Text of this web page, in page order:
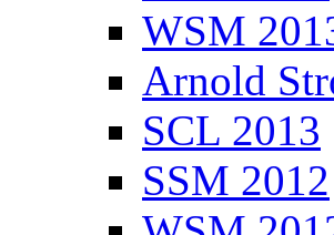
WSM
Arnold
SCL 2013
SSM 2012